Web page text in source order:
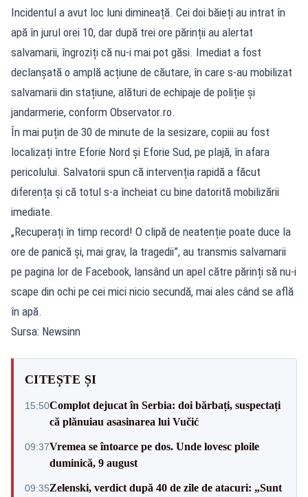
Incidentul a avut loc luni dimineață. Cei doi băieți au intrat în
apă în jurul orei 10, dar după trei ore părinții au alertat
salvamarii, îngroziți că nu-i mai pot găsi. Imediat a fost
declanșată o amplă acțiune de căutare, în care s-au mobilizat
salvamarii din stațiune, alături de echipaje de poliție și
jandarmerie, conform Observator.ro.
În mai puțin de 30 de minute de la sesizare, copiii au fost
localizați între Eforie Nord și Eforie Sud, pe plajă, în afara
pericolului. Salvatorii spun că intervenția rapidă a făcut
diferența și că totul s-a încheiat cu bine datorită mobilizării
imediate.
„Recuperați în timp record! O clipă de neatenție poate duce la
ore de panică și, mai grav, la tragedii”, au transmis salvamarii
pe pagina lor de Facebook, lansând un apel către părinți să nu-i
scape din ochi pe cei mici nicio secundă, mai ales când se află
în apă.
Sursa: Newsinn
CITEȘTE ȘI
15:50Complot dejucat în Serbia: doi bărbați, suspectați
că plănuiau asasinarea lui Vučić
09:37Vremea se întoarce pe dos. Unde lovesc ploile
duminică, 9 august
09:35Zelenski, verdict după 40 de zile de atacuri: „Sunt